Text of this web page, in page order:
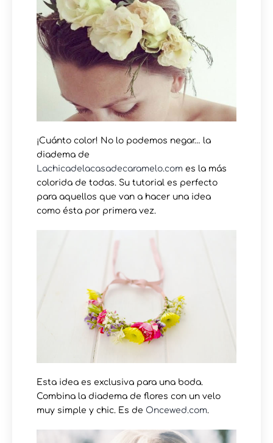
¡Cuánto color! No lo podemos negar… la
diadema de
Lachicadelacasadecaramelo.com es la más
colorida de todas. Su tutorial es perfecto
para aquellos que van a hacer una idea
como ésta por primera vez.
Esta idea es exclusiva para una boda.
Combina la diadema de flores con un velo
muy simple y chic. Es de Oncewed.com.